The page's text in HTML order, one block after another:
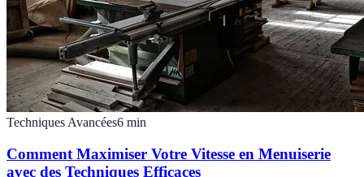
Techniques Avancées6 min
Comment Maximiser Votre Vitesse en Menuiserie
avec des Techniques Efficaces